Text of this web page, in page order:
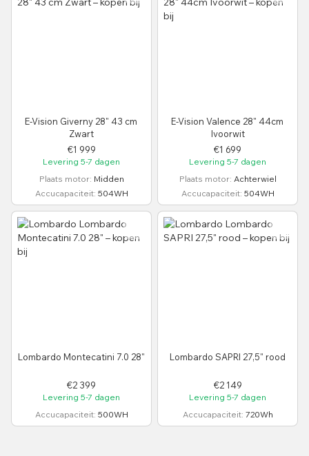
E-Vision Giverny 28" 43 cm
Zwart
€1 999
Levering 5-7 dagen
Plaats motor Midden
Accucapaciteit 504WH
E-Vision Valence 28" 44cm
Ivoorwit
€1 699
Levering 5-7 dagen
Plaats motor Achterwiel
Accucapaciteit 504WH
Lombardo Montecatini 7.0 28"
€2 399
Levering 5-7 dagen
Accucapaciteit 500WH
Lombardo SAPRI 27,5" rood
€2 149
Levering 5-7 dagen
Accucapaciteit 720Wh